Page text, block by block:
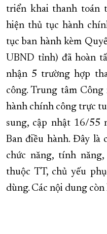
triển khai thanh toán
hiện thủ tục hành
tục ban hành kèm
UBND tỉnh) đã hoàn
nhận 5 trường hợp
công. Trung tâm
hành chính công trực
sung, cập nhật 16/55
Ban điều hành. Đây là
chức năng, tính
thuộc TT, chủ yếu
dùng. Các nội dung